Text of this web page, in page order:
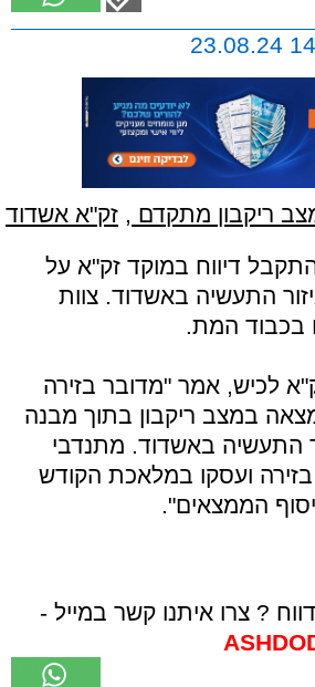
ריקבון מתקדם , זק"א אשדוד
דיווח במוקד זק"א על
התעשיה באשדוד. צוות
בכבוד המת.
לכיש, אמר "מדובר בזירה
במצב ריקבון בתוך מבנה
התעשיה באשדוד. מתנדבי
ועסקו במלאכת הקודש
הממצאים".
? צרו איתנו קשר במייל -